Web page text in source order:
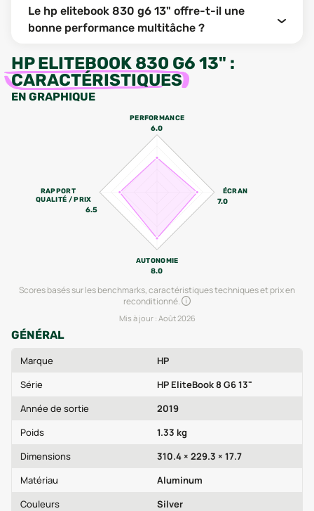
Le hp elitebook 830 g6 13" offre-t-il une
bonne performance multitâche ?
HP ELITEBOOK 830 G6 13" :
CARACTÉRISTIQUES
EN GRAPHIQUE
PERFORMANCE
6.0
ÉCRAN
7.0
AUTONOMIE
8.0
RAPPORT
QUALITÉ / PRIX
6.5
Scores basés sur les benchmarks, caractéristiques techniques et prix en
reconditionné.
Mis à jour : Août 2026
GÉNÉRAL
Marque
HP
Série
HP EliteBook 8 G6 13"
Année de sortie
2019
Poids
1.33 kg
Dimensions
310.4 × 229.3 × 17.7
Matériau
Aluminum
Couleurs
Silver